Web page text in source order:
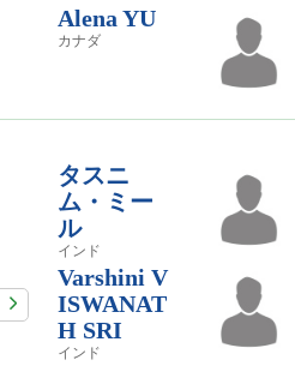
Alena YU
カナダ
タスニ
ム・ミー
ル
インド
Varshini V
ISWANAT
H SRI
インド